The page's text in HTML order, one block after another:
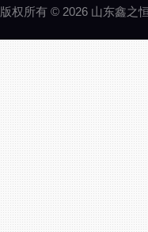
版权所有 © 2026 山东鑫之